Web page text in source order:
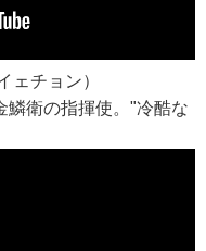
チョン）
鱗衛の指揮使。"冷酷な